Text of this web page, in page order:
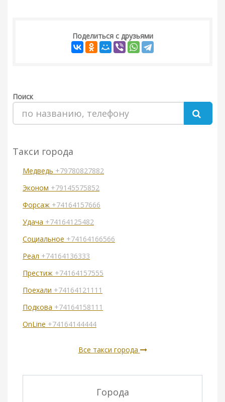
Поделиться с друзьями
Поиск
Такси города
Медведь +79780827882
Эконом +79145575852
Форсаж +74164157666
Удача +74164125482
Социальное +74164166566
Реал +74164136333
Престиж +74164157555
Поехали +74164121111
Подкова +74164158111
OnLine +74164144444
Все такси города
Города